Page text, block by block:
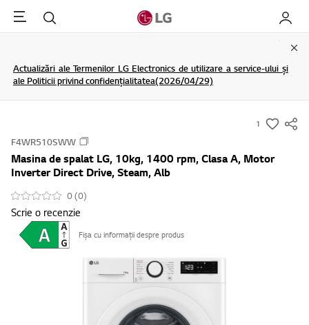
Menu Cautare My LG
Actualizări ale Termenilor LG Electronics de utilizare a service-ului și
ale Politicii privind confidențialitatea(2026/04/29)
1
s
m
F4WR510SWW
Masina de spalat LG, 10kg, 1400 rpm, Clasa A, Motor
Inverter Direct Drive, Steam, Alb
0 (0)
Scrie o recenzie
Fișa cu informații despre produs